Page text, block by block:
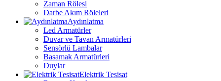
Zaman Rölesi
Darbe Akım Röleleri
Aydınlatma
Led Armatürler
Duvar ve Tavan Armatürleri
Sensörlü Lambalar
Basamak Armatürleri
Duylar
Elektrik Tesisat